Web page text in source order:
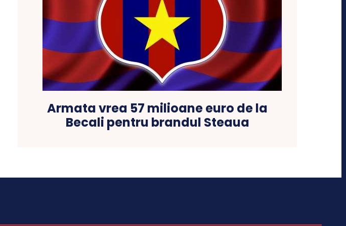
Armata vrea 57 milioane euro de la
Becali pentru brandul Steaua